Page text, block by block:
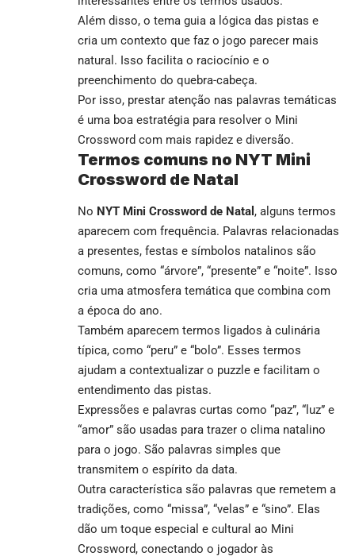
Além disso, o tema guia a lógica das pistas e
cria um contexto que faz o jogo parecer mais
natural. Isso facilita o raciocínio e o
preenchimento do quebra-cabeça.
Por isso, prestar atenção nas palavras temáticas
é uma boa estratégia para resolver o Mini
Crossword com mais rapidez e diversão.
Termos comuns no NYT Mini
Crossword de Natal
No NYT Mini Crossword de Natal , alguns termos
aparecem com frequência. Palavras relacionadas
a presentes, festas e símbolos natalinos são
comuns, como “árvore”, “presente” e “noite”. Isso
cria uma atmosfera temática que combina com
a época do ano.
Também aparecem termos ligados à culinária
típica, como “peru” e “bolo”. Esses termos
ajudam a contextualizar o puzzle e facilitam o
entendimento das pistas.
Expressões e palavras curtas como “paz”, “luz” e
“amor” são usadas para trazer o clima natalino
para o jogo. São palavras simples que
transmitem o espírito da data.
Outra característica são palavras que remetem a
tradições, como “missa”, “velas” e “sino”. Elas
dão um toque especial e cultural ao Mini
Crossword, conectando o jogador às